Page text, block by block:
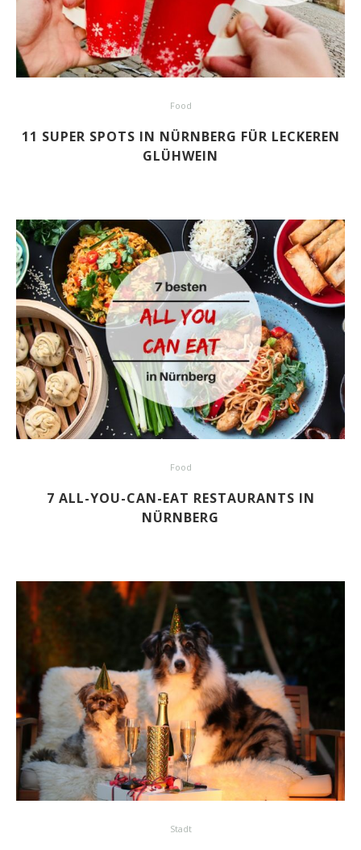
Food
11 SUPER SPOTS IN NÜRNBERG FÜR LECKEREN
GLÜHWEIN
Food
7 ALL-YOU-CAN-EAT RESTAURANTS IN
NÜRNBERG
Stadt